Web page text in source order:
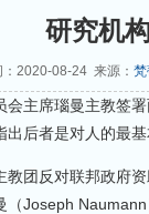
研究机
：2020-08-24 来源： 梵
会主席瑙曼主教签
出后者是对人的最
教团反对联邦政府
Joseph